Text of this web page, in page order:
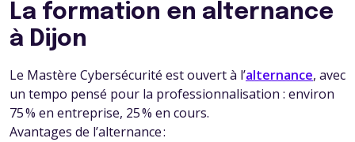
La formation en alternance
à Dijon
Le Mastère Cybersécurité est ouvert à l’alternance, avec
un tempo pensé pour la professionnalisation : environ
75 % en entreprise, 25 % en cours.
Avantages de l’alternance :